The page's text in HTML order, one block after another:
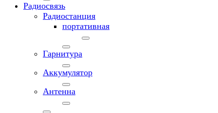
Радиосвязь
Радиостанция
портативная
Гарнитура
Аккумулятор
Антенна